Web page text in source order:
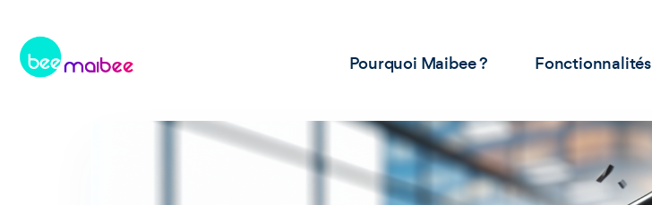
Pourquoi Maibee ? Fonctionnalités